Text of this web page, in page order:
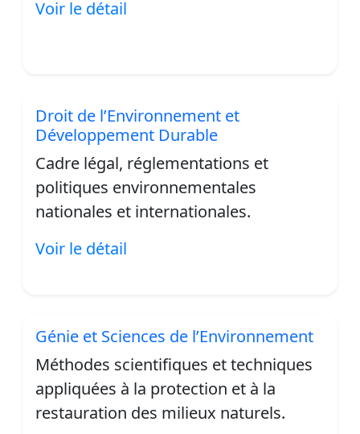
Voir le détail
Droit de l’Environnement et
Développement Durable
Cadre légal, réglementations et
politiques environnementales
nationales et internationales.
Voir le détail
Génie et Sciences de l’Environnement
Méthodes scientifiques et techniques
appliquées à la protection et à la
restauration des milieux naturels.